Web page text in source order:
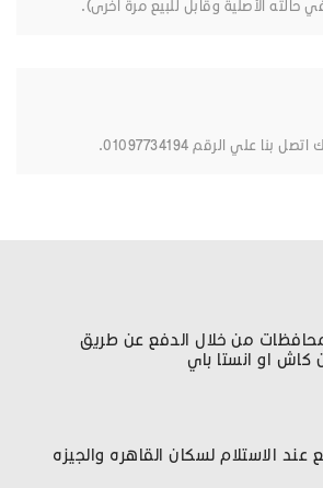
حالته الأصلية وقابل للبيع مرة اخرى).
علي الرقم 01097734194.
من خلال الدفع عن طريق
كاش او انستا باي
عند الاستلام لسكان القاهره والجيزه